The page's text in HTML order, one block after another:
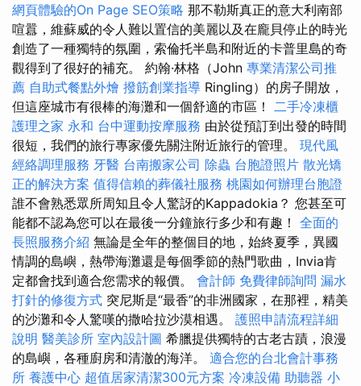
網頁體驗的On Page SEO策略 那不勒斯真正的意大利南部
喧囂，維蘇威的令人難以置信的美麗以及在龐貝停止的時光
創造了一種獨特的氛圍，索倫托半島和附近的卡普里島的奇
觀得到了很好的補充。 約翰·林格（John 專業清潔公司推
薦 自助式餐點外燴 撥筋創業指導 Ringling）的房子開放，
但這座城市有很棒的海灘和一個舒適的市區！ 二手冷凍櫃
護理之家 永和 台中運動按摩服務 由於從預訂到出發的時間
很短，我們的旅行專家優先關注附近旅行的管理。 現代風
經絡調理服務 牙醫 台南搬家公司 除蟲 台胞證照片 散光矯
正的解決方案 值得信賴的葬儀社服務 桃園如何辦理台胞證
誰不會熟悉眾所周知且令人驚訝的Kappadokia？ 您甚至可
能都不認為您可以在最後一分鐘旅行多少和有趣！ 全面的
長照服務介紹 無論是全年的整個目的地，始終夏季，異國
情調的島嶼，熱帶海灘還是每個季節的熱門歌曲，Invia肯
定都會找到適合您需求的報價。 會計師 免費律師詢問 漏水
打針的修復方式 突尼斯是“最香”的非洲國家，在那裡，精美
的沙灘和令人驚嘆的撒哈拉沙漠相遇。 護照申請流程詳細
說明 醫美診所 室內設計圖 希臘提供獨特的古老古蹟，浪漫
的島嶼，各種廚房和清澈的海洋。 適合您的台北會計事務
所 養護中心 超值居家清潔300元方案 冷凍設備 助聽器 小